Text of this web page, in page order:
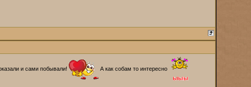
и сами побывали! А как собам то интересно